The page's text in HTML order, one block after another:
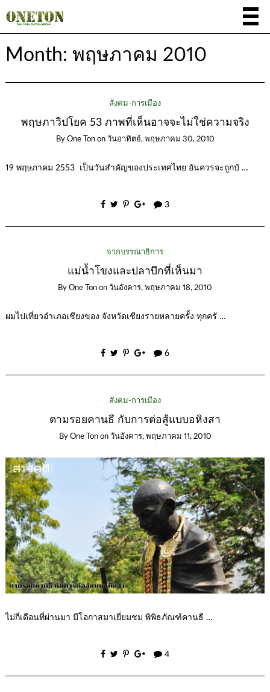
Month: พฤษภาคม 2010
สังคม-การเมือง
พฤษภาวิปโยค 53 ภาพที่เห็นอาจจะไม่ใช่ความจริง
By One Ton on วันอาทิตย์, พฤษภาคม 30, 2010
19 พฤษภาคม 2553 เป็นวันสำคัญของประเทศไทย อันควรจะถูกบั …
3
จากบรรณาธิการ
แม่น้ำโขงและปลาบึกที่เห็นมา
By One Ton on วันอังคาร, พฤษภาคม 18, 2010
ผมไปเที่ยวอำเภอเชียงของ จังหวัดเชียงรายหลายครั้ง ทุกครั …
6
สังคม-การเมือง
ตามรอยคานธี กับการต่อสู้แบบอหิงสา
By One Ton on วันอังคาร, พฤษภาคม 11, 2010
ไม่กี่เดือนที่ผ่านมา มีโอกาสมาเยี่ยมชม พิพิธภัณฑ์คานธี …
4